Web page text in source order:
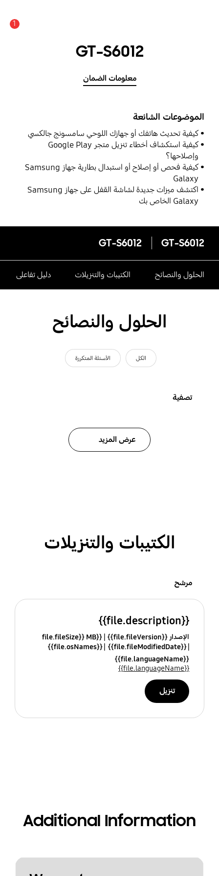
1
GT-S6012
معلومات الضمان
الموضوعات الشائعة
كيفية تحديث هاتفك أو جهازك اللوحي سامسونج جالكسي
كيفية استكشاف أخطاء تنزيل متجر Google Play
وإصلاحها؟
كيفية فحص أو إصلاح أو استبدال بطارية جهاز Samsung
Galaxy
اكتشف ميزات جديدة لشاشة القفل على جهاز Samsung
Galaxy الخاص بك
GT-S6012
GT-S6012
الحلول والنصائح الكتيبات والتنزيلات دليل تفاعلى
الحلول والنصائح
الكل الأسئلة المتكررة
تصفية
عرض المزيد
الكتيبات والتنزيلات
مرشح
{{file.description}}
الإصدار {{file.fileVersion}}
{{file.fileSize}} MB
{{file.fileModifiedDate}}
{{file.osNames}}
{{file.languageName}}
{{file.languageName}}
تنزيل
Additional Information